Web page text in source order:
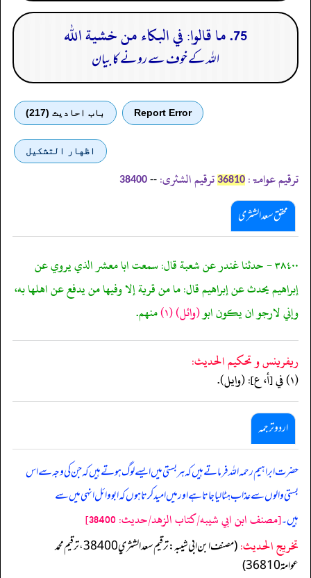
75. ما قالوا: في البكاء من خشية الله
اللہ کے خوف سے رونے کا بیان
Report Error باب احادیث (217)
اظهار التشكيل
ترقیم عوامۃ: 36810 ترقیم الشثری: --
38400
محقق سعد الشثری
٣٨٤٠٠ - حدثنا غندر عن شعبة قال: سمعت ابا معشر الذي يروي عن
إبراهيم يحدث عن إبراهيم قال: ما من قرية إلا وفيها من يدفع عن اهلها به،
وإني لارجو ان يكون ابو(وائل)(١) منهم.
ريفرينس و تحكيم الحدیث:
(١) في [أ، ع]: (وايل).
اردو ترجمہ
حضرت ابراہیم رحمہ اللہ فرماتے ہیں کہ ہر بستی میں ایسے لوگ ہوتے ہیں کہ جن کی وجہ سے اس
بستی والوں سے عذاب ہٹا لیا جاتا ہے اور میں امید کرتا ہوں کہ ابو وائل انہی میں سے
ہیں۔[مصنف ابن ابي شيبه/كتاب الزهد/حدیث: 38400]
تخریج الحدیث:
(مصنف ابن ابي شيبه: ترقيم سعد الشثري 38400، ترقيم محمد
عوامة 36810)